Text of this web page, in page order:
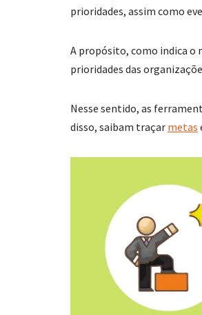
prioridades, assim como
A propósito, como indica o
prioridades das
Nesse sentido, as
disso, saibam traçar metas